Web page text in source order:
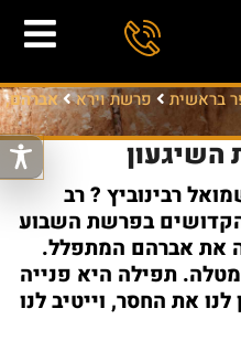
בראשית פרשת וירא
אברהם,
השיגעון
רבינוביץ ? רב
בפרשת השבוע
את אברהם המתפלל.
תפילה היא פנייה
את החסר, וייטיב לנו